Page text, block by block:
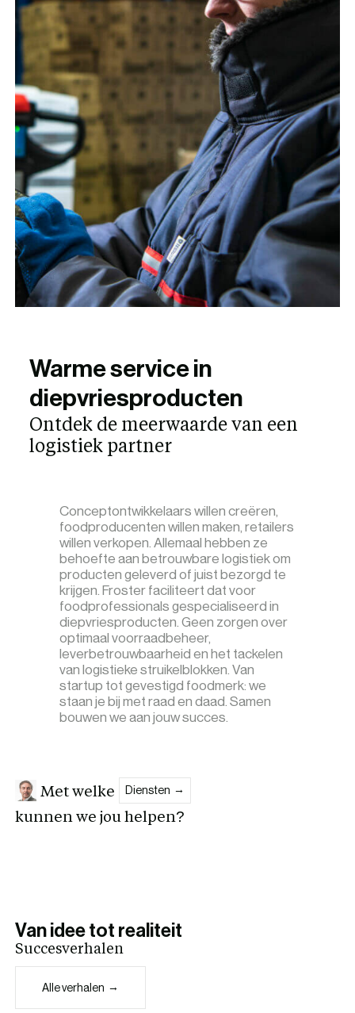
Warme service in
diepvriesproducten
Ontdek de meerwaarde van een
logistiek partner
Conceptontwikkelaars willen creëren,
foodproducenten willen maken, retailers
willen verkopen. Allemaal hebben ze
behoefte aan betrouwbare logistiek om
producten geleverd of juist bezorgd te
krijgen. Froster faciliteert dat voor
foodprofessionals gespecialiseerd in
diepvriesproducten. Geen zorgen over
optimaal voorraadbeheer,
leverbetrouwbaarheid en het tackelen
van logistieke struikelblokken. Van
startup tot gevestigd foodmerk: we
staan je bij met raad en daad. Samen
bouwen we aan jouw succes.
Met welke Diensten
kunnen we jou helpen?
Van idee tot realiteit
Succesverhalen
Alle verhalen